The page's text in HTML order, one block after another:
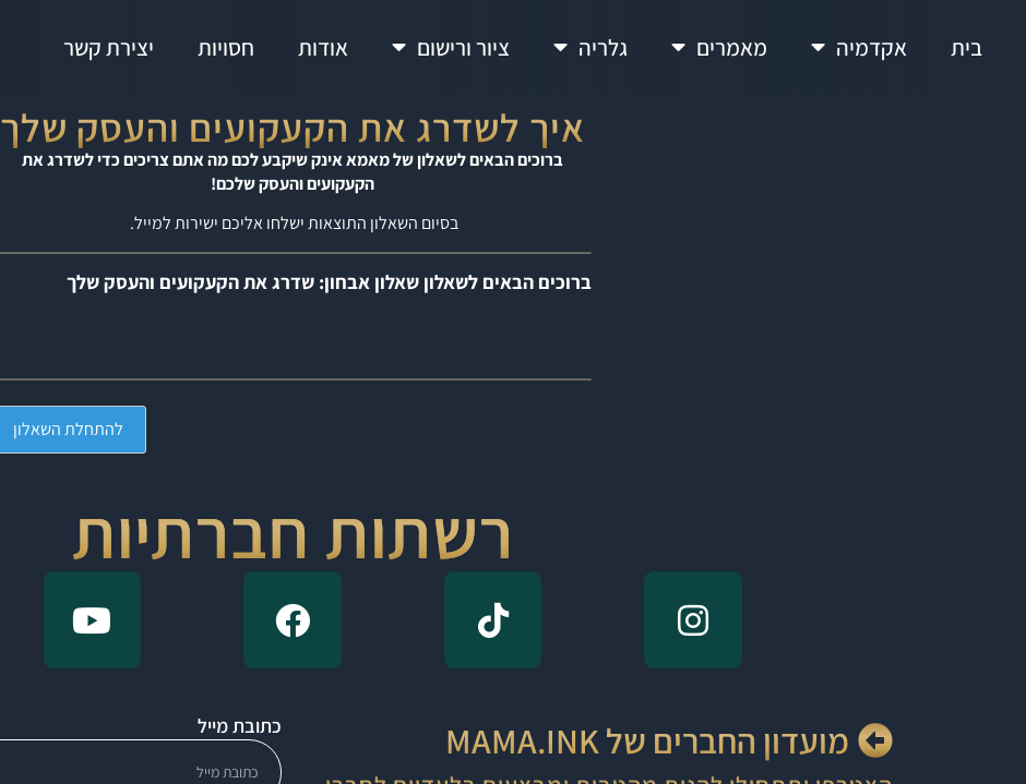
בית אקדמיה מאמרים גלריה ציור ורישום אודות חסויות יצירת קשר
איך לשדרג את הקעקועים והעסק שלך
ברוכים הבאים לשאלון של מאמא אינק שיקבע לכם מה אתם צריכים כדי לשדרג את
הקעקועים והעסק שלכם!
בסיום השאלון התוצאות ישלחו אליכם ישירות למייל.
ברוכים הבאים לשאלון שאלון אבחון: שדרג את הקעקועים והעסק שלך
להתחלת השאלון
רשתות חברתיות
מועדון החברים של MAMA.INK כתובת מייל